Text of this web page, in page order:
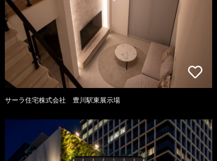
サーラ住宅株式会社 豊川駅東展示場